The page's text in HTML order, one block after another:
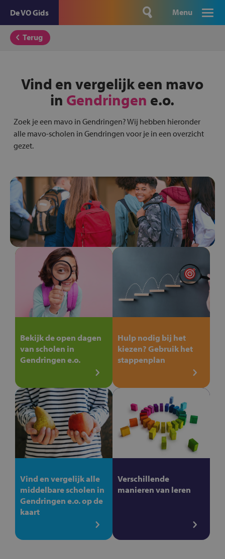
De VO Gids Menu
Terug
Vind en vergelijk een mavo
in Gendringen e.o.
Zoek je een mavo in Gendringen? Wij hebben hieronder
alle mavo-scholen in Gendringen voor je in een overzicht
gezet.
Bekijk de open dagen
van scholen in
Gendringen e.o.
Hulp nodig bij het
kiezen? Gebruik het
stappenplan
Vind en vergelijk alle
middelbare scholen in
Gendringen e.o. op de
kaart
Verschillende
manieren van leren